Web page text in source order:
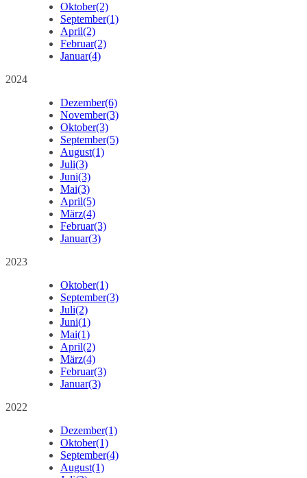
Oktober(2)
September(1)
April(2)
Februar(2)
Januar(4)
2024
Dezember(6)
November(3)
Oktober(3)
September(5)
August(1)
Juli(3)
Juni(3)
Mai(3)
April(5)
März(4)
Februar(3)
Januar(3)
2023
Oktober(1)
September(3)
Juli(2)
Juni(1)
Mai(1)
April(2)
März(4)
Februar(3)
Januar(3)
2022
Dezember(1)
Oktober(1)
September(4)
August(1)